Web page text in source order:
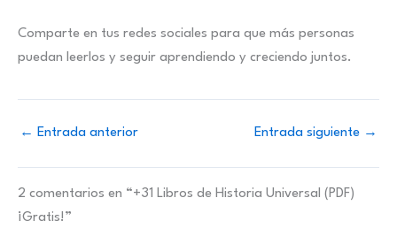
Comparte en tus redes sociales para que más personas
puedan leerlos y seguir aprendiendo y creciendo juntos.
← Entrada anterior Entrada siguiente →
2 comentarios en “+31 Libros de Historia Universal (PDF)
¡Gratis!”